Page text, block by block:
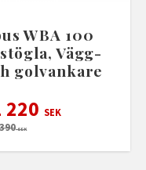
WBA 100
Vägg-
golvankare
220 SEK
SEK